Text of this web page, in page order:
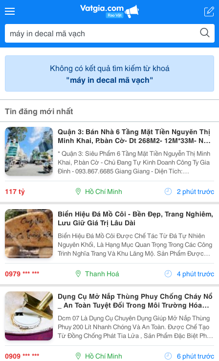
Không có kết quả tìm kiếm từ khoá
"máy in decal mã vạch"
Tin đăng mới nhất
Quận 3: Bán Nhà 6 Tầng Mặt Tiền Nguyẽn Thị
Minh Khai, P.bàn Cờ- Dt 268M2- 12M*33M- Nhà
Thiết Kế Sân Siêu Rộng Để Xe- Khai Thác Giá
Trị Đa
* Quận 3: Siêu Phẩm 6 Tầng Mặt Tiền Nguyễn Thị Minh
Khai, P.bàn Cờ - Chủ Đang Tự Kinh Doanh Công Ty Gia
Đình - 093.867.6685 Giang Giang - Diện Tích:
140M2/268M2 - Ngang 4M Nở Hậu 12M * 33M. - Kết
Cấu: 6 Tầng - Sân Thượng - Thang Máy - Sẵn 1 Phòng...
117 tỷ Hồ Chí Minh 2 phút trước
Biển Hiệu Đá Mồ Côi - Bền Đẹp, Trang Nghiêm,
Lưu Giữ Giá Trị Lâu Dài
Biển Hiệu Đá Mồ Côi Được Chế Tác Từ Đá Tự Nhiên
Nguyên Khối, Là Hạng Mục Quan Trọng Trong Các Công
Trình Nghĩa Trang Và Khu Lăng Mộ. Sản Phẩm Được
Gia Công Tỉ Mỉ Với Bề Mặt Nhẵn Đẹp, Chữ Khắc Sắc
Nét, Giúp Lưu Giữ Thông Tin Người Đã Khuất Bền
Vững...
0979 *** *** Thanh Hoá 4 phút trước
Dụng Cụ Mở Nắp Thùng Phuy Chống Cháy Nổ
_ An Toàn Tuyệt Đối Trong Môi Trường Hóa
Chất
Dcm 07 Là Dụng Cụ Chuyên Dụng Giúp Mở Nắp Thùng
Phuy 200 Lít Nhanh Chóng Và An Toàn. Được Chế Tạo
Từ Đồng Chống Phát Tia Lửa , Sản Phẩm Đặc Biệt Phù
Hợp Cho Các Khu Vực Làm Việc Có Nguy Cơ Cháy Nổ
Như Kho Xăng Dầu, Hóa Chất Và Dung Môi. Thông
0909 *** *** Hồ Chí Minh 6 phút trước